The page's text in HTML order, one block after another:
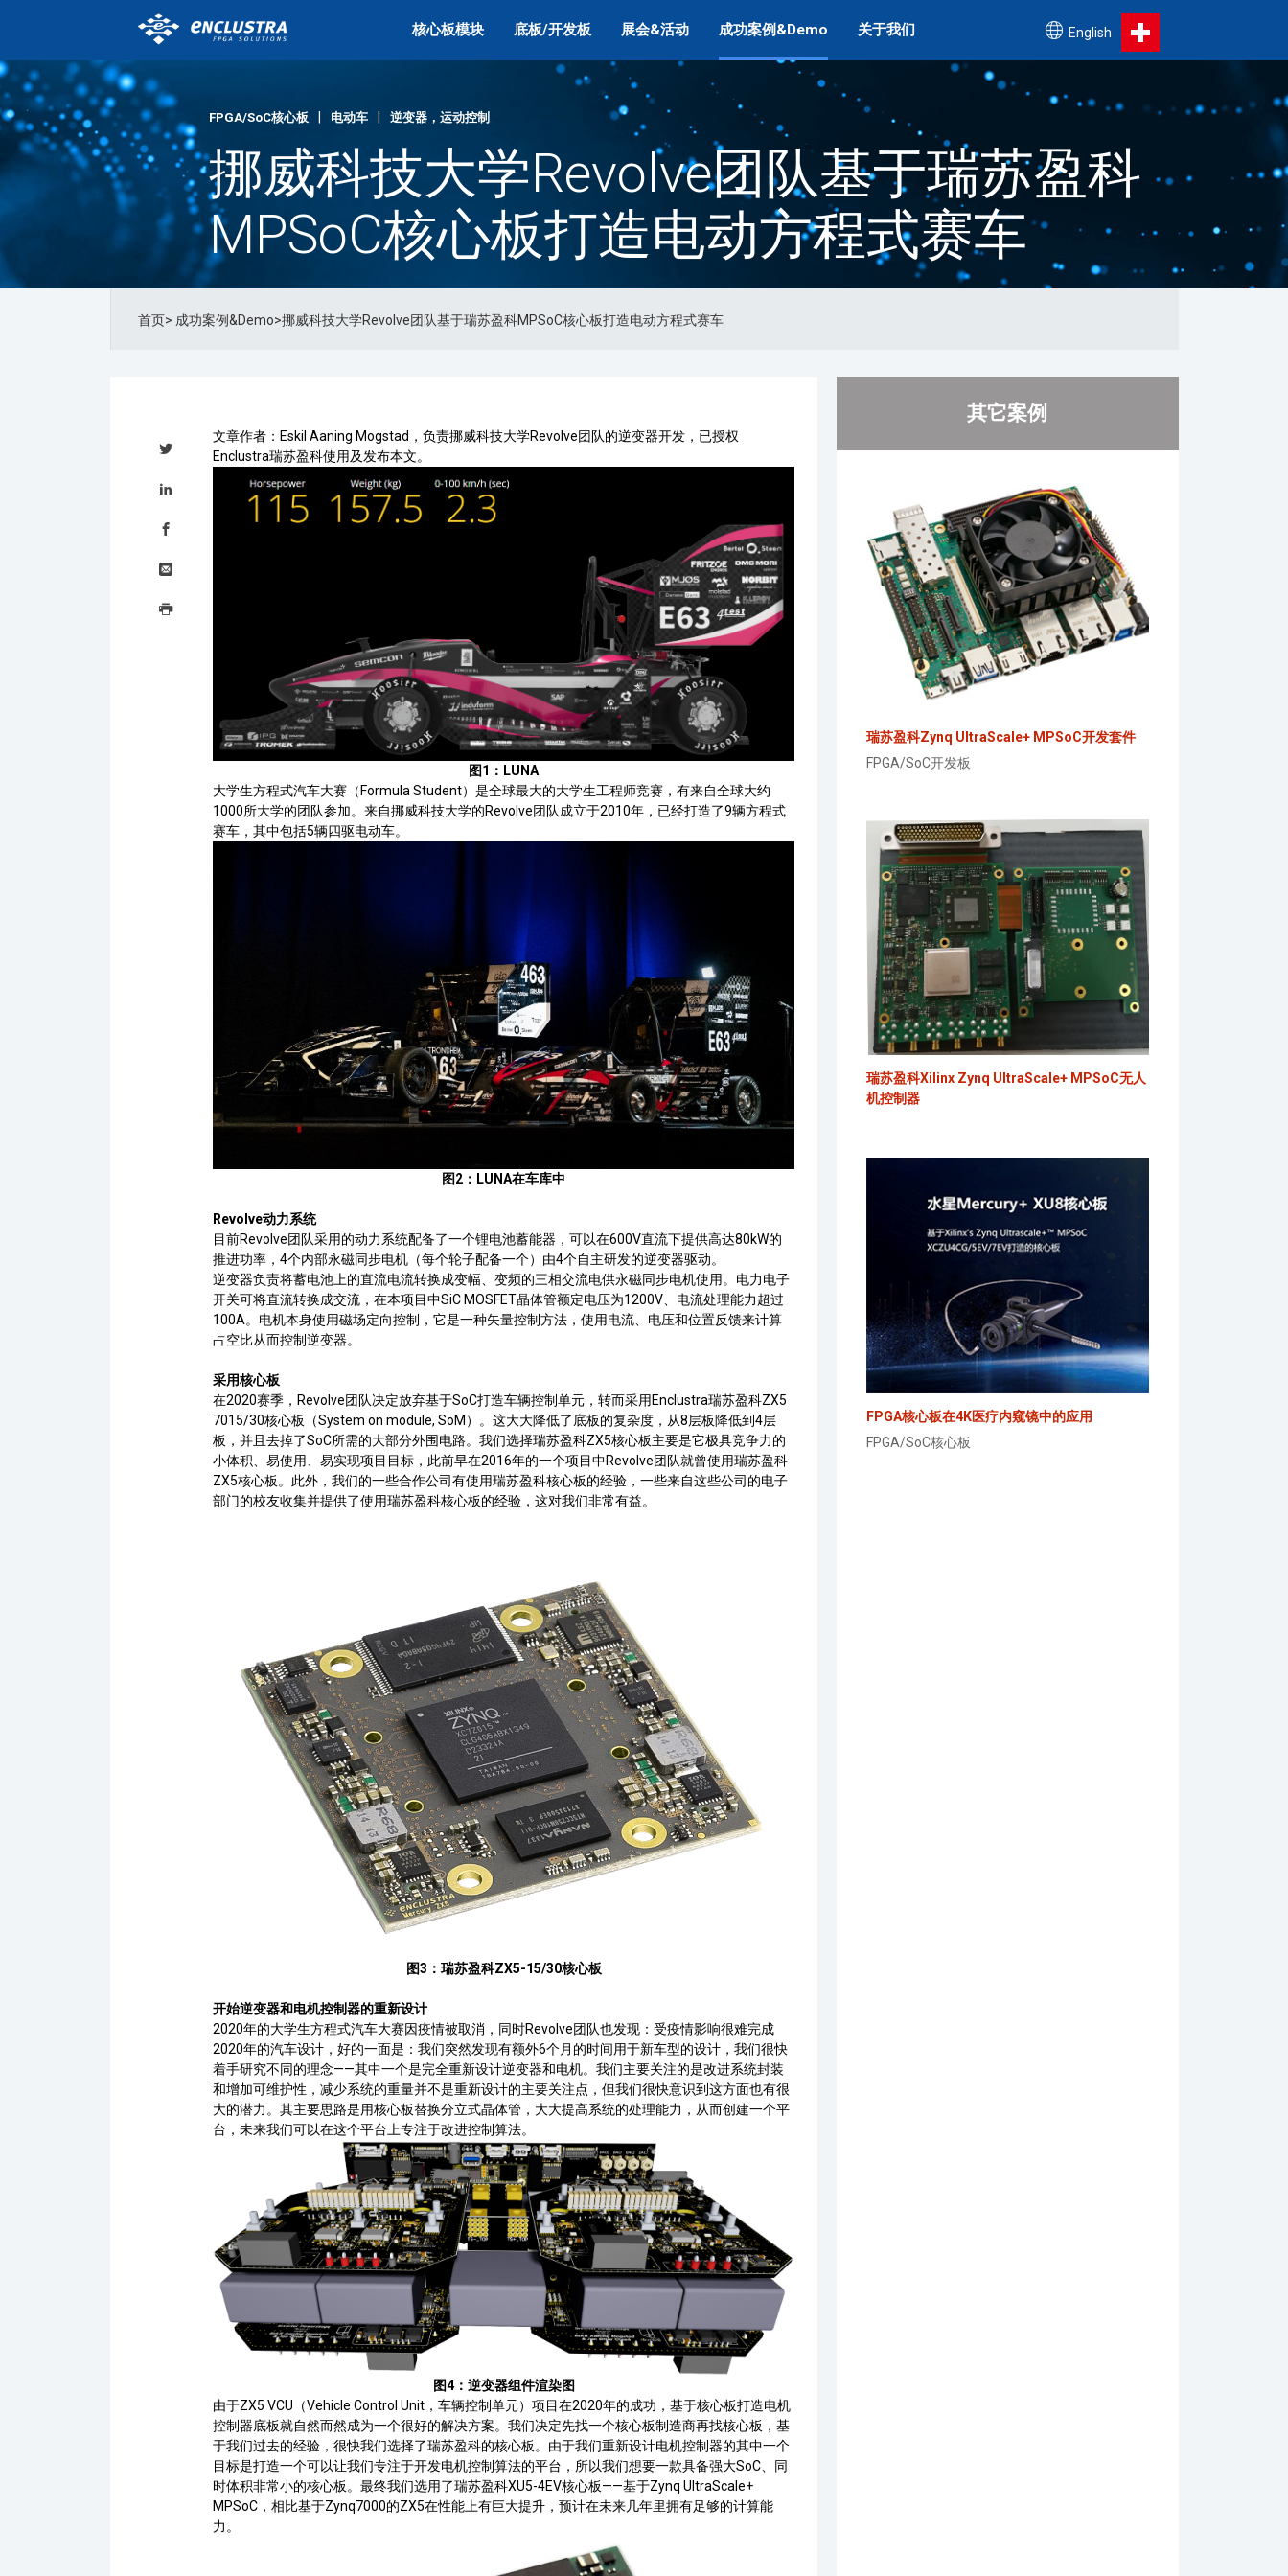
English
核心板模块 底板/开发板 展会&活动 成功案例&Demo 关于我们
FPGA/SoC核心板 电动车 逆变器，运动控制
挪威科技大学Revolve团队基于瑞苏盈科
MPSoC核心板打造电动方程式赛车
首页> 成功案例&Demo>挪威科技大学Revolve团队基于瑞苏盈科MPSoC核心板打造电动方程式赛车
文章作者：Eskil Aaning Mogstad，负责挪威科技大学Revolve团队的逆变器开发，已授权
Enclustra瑞苏盈科使用及发布本文。
图1：LUNA
大学生方程式汽车大赛（ Formula Student）是全球最大的大学生工程师竞赛，有来自全球大约
1000所大学的团队参加。来自挪威科技大学的Revolve团队成立于2010年，已经打造了9辆方程式
赛车，其中包括5辆四驱电动车。
图2：LUNA在车库中
Revolve动力系统
目前Revolve团队采用的动力系统配备了一个锂电池蓄能器，可以在600V直流下提供高达80kW的
推进功率，4个内部永磁同步电机（每个轮子配备一个）由4个自主研发的逆变器驱动。
逆变器负责将蓄电池上的直流电流转换成变幅、变频的三相交流电供永磁同步电机使用。电力电子
开关可将直流转换成交流，在本项目中SiC MOSFET晶体管额定电压为1200V、电流处理能力超过
100A。电机本身使用磁场定向控制，它是一种矢量控制方法，使用电流、电压和位置反馈来计算
占空比从而控制逆变器。
采用核心板
在2020赛季， Revolve团队决定放弃基于SoC打造车辆控制单元，转而采用 Enclustra瑞苏盈科ZX5
7015/30核心板（System on module, SoM ）。这大大降低了底板的复杂度，从8层板降低到4层
板，并且去掉了SoC所需的大部分外围电路。我们选择瑞苏盈科ZX5核心板主要是它极具竞争力的
小体积、易使用、易实现项目目标，此前早在2016年的一个项目中Revolve团队就曾使用瑞苏盈科
ZX5核心板。此外，我们的一些合作公司有使用瑞苏盈科核心板的经验，一些来自这些公司的电子
部门的校友收集并提供了使用瑞苏盈科核心板的经验，这对我们非常有益。
图3：瑞苏盈科ZX5-15/30核心板
开始逆变器和电机控制器的重新设计
2020年的大学生方程式汽车大赛因疫情被取消，同时Revolve团队也发现：受疫情影响很难完成
2020年的汽车设计，好的一面是：我们突然发现有额外6个月的时间用于新车型的设计，我们很快
着手研究不同的理念——其中一个是完全重新设计逆变器和电机。我们主要关注的是改进系统封装
和增加可维护性，减少系统的重量并不是重新设计的主要关注点，但我们很快意识到这方面也有很
大的潜力。其主要思路是用核心板替换分立式晶体管，大大提高系统的处理能力，从而创建一个平
台，未来我们可以在这个平台上专注于改进控制算法。
图4：逆变器组件渲染图
由于ZX5 VCU （Vehicle Control Unit ，车辆控制单元）项目在2020年的成功，基于核心板打造电机
控制器底板就自然而然成为一个很好的解决方案。我们决定先找一个核心板制造商再找核心板，基
于我们过去的经验，很快我们选择了瑞苏盈科的核心板。由于我们重新设计电机控制器的其中一个
目标是打造一个可以让我们专注于开发电机控制算法的平台，所以我们想要一款具备强大SoC、同
时体积非常小的核心板。最终我们选用了瑞苏盈科XU5-4EV核心板——基于Zynq UltraScale+
MPSoC ，相比基于Zynq7000的ZX5在性能上有巨大提升，预计在未来几年里拥有足够的计算能
力。
Tweet
其它案例
瑞苏盈科Zynq UltraScale+ MPSoC开发套件
FPGA/SoC开发板
瑞苏盈科Xilinx Zynq UltraScale+ MPSoC无人
机控制器
FPGA核心板在4K医疗内窥镜中的应用
FPGA/SoC核心板